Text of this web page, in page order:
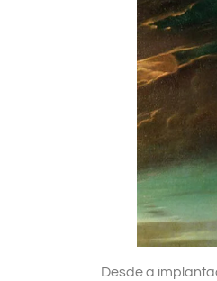
Desde a